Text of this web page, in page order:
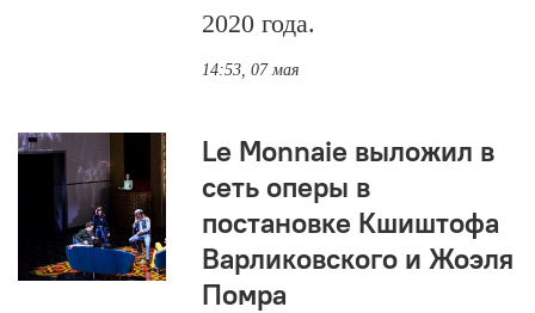
2020 года.
14:53, 07 мая
Le Monnaie выложил в
сеть оперы в
постановке Кшиштофа
Варликовского и Жоэля
Помра